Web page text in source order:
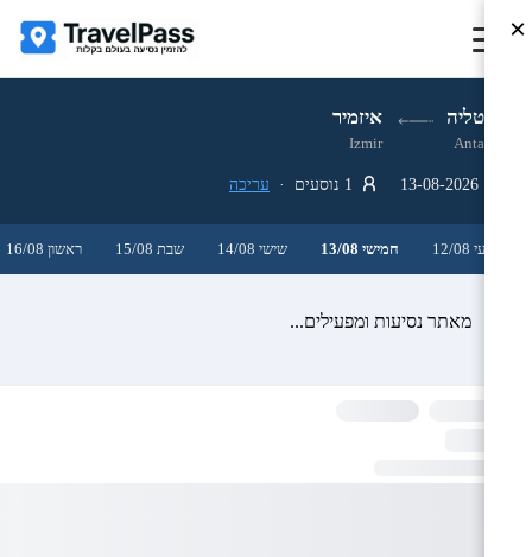
אנטליה איזמיר
Antalya
Izmir
עריכה
רביעי 12/08 חמישי 13/08 שישי 14/08 שבת 15/08 ראשון 16/08
מאתר נסיעות ומפעילים...
×